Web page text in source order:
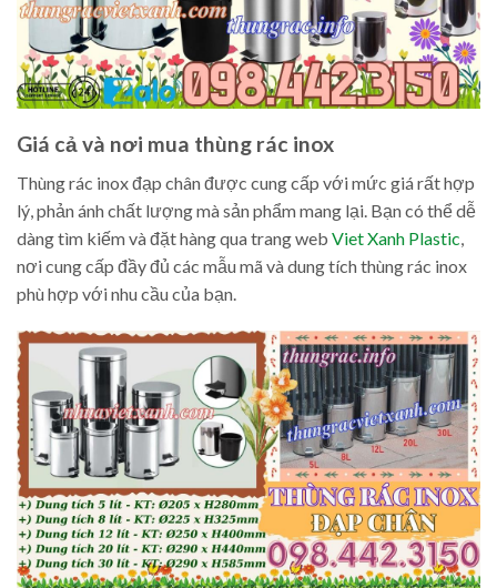
Giá cả và nơi mua thùng rác inox
Thùng rác inox đạp chân được cung cấp với mức giá rất hợp
lý, phản ánh chất lượng mà sản phẩm mang lại. Bạn có thể dễ
dàng tìm kiếm và đặt hàng qua trang web Viet Xanh Plastic,
nơi cung cấp đầy đủ các mẫu mã và dung tích thùng rác inox
phù hợp với nhu cầu của bạn.